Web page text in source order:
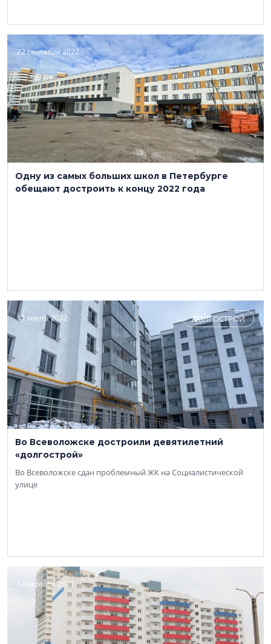
22 сентября 2022
Одну из самых больших школ в Петербурге
обещают достроить к концу 2022 года
11 марта 2022 ДОЛГОСТРОЙ
Во Всеволожске достроили девятилетний
«долгострой»
Во Всеволожске сдан проблемный ЖК на Социалистической
улице
14 октября 2021